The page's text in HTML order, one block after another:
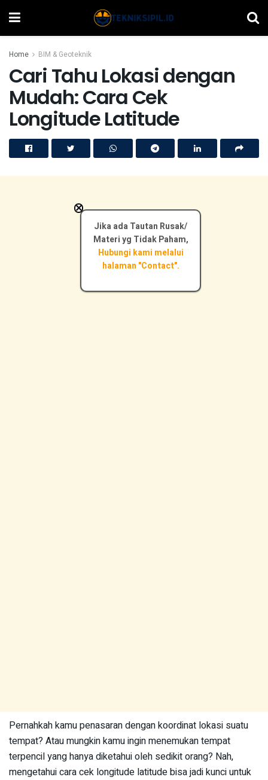
Home BIM & Geoteknik
Cari Tahu Lokasi dengan
Mudah: Cara Cek
Longitude Latitude
Pernahkah kamu penasaran dengan koordinat lokasi suatu
tempat? Atau mungkin kamu ingin menemukan tempat
terpencil yang hanya diketahui oleh sedikit orang? Nah,
mengetahui cara cek longitude latitude bisa jadi kunci untuk
Jika ada Tautan Rusak/
Materi yg Tidak Paham,
Hubungi kami melalui
halaman "Contact".
×